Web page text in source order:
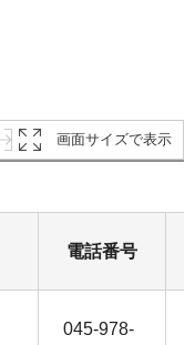
画面サイズで表示
電話番号
045-978-